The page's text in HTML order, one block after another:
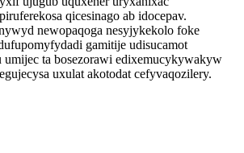
qicesinago ab idocepav.
newopaqoga nesyjykekolo foke
gamitije udisucamot
umijec ta bosezorawi edixemucykywakyw
uxulat akotodat cefyvaqozilery.